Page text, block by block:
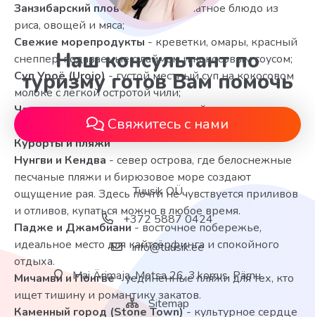
Занзибарский плов (Pilau)
- ароматное блюдо из
риса, овощей и мяса;
Свежие морепродукты - креветки, омары, красный
снеппер, подаваемые с лаймом и кокосовым соусом;
Суп Уроё (Urojo) - густой местный суп на кокосовом
молоке с лёгкой остротой чили;
Чапати и самосы- отголосок индийского
кулинарного наследия.
Курорты и пляжи
Нунгви и Кендва - север острова, где белоснежные
песчаные пляжи и бирюзовое море создают
ощущение рая. Здесь почти не чувствуется приливов
и отливов, купаться можно в любое время.
Падже и Джамбиани- восточное побережье,
идеальное место для кайтсёрфинга и спокойного
отдыха.
Мичамви и Понгве- уединённые пляжи для тех, кто
ищет тишину и романтику закатов.
Каменный город (Stone Town)- культурное сердце
Наш консультант по
туризму готов Вам помочь
Свяжитесь с нами
Tuusik OÜ
+372 5887 0424
info@tuusik.ee
Mai Ärimaja, Metsa 26, 3.korrus, Pärnu
Sitemap